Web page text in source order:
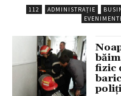
112 ADMINISTRAȚIE
fizic